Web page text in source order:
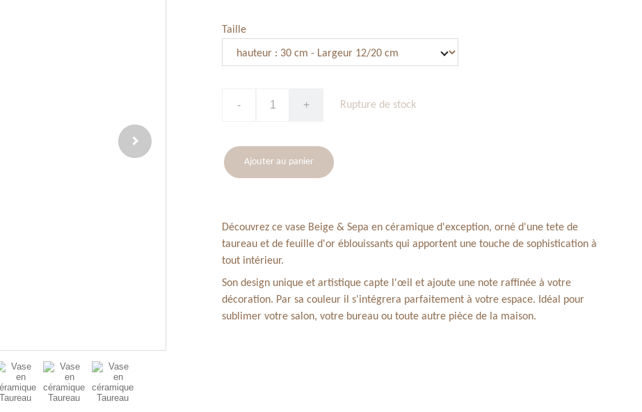
Taille
- + Rupture de stock
Ajouter au panier
Découvrez ce vase Beige & Sepa en céramique d'exception, orné d'une tete de
taureau et de feuille d'or éblouissants qui apportent une touche de sophistication à
tout intérieur.
Son design unique et artistique capte l'œil et ajoute une note raffinée à votre
décoration. Par sa couleur il s'intégrera parfaitement à votre espace. Idéal pour
sublimer votre salon, votre bureau ou toute autre pièce de la maison.